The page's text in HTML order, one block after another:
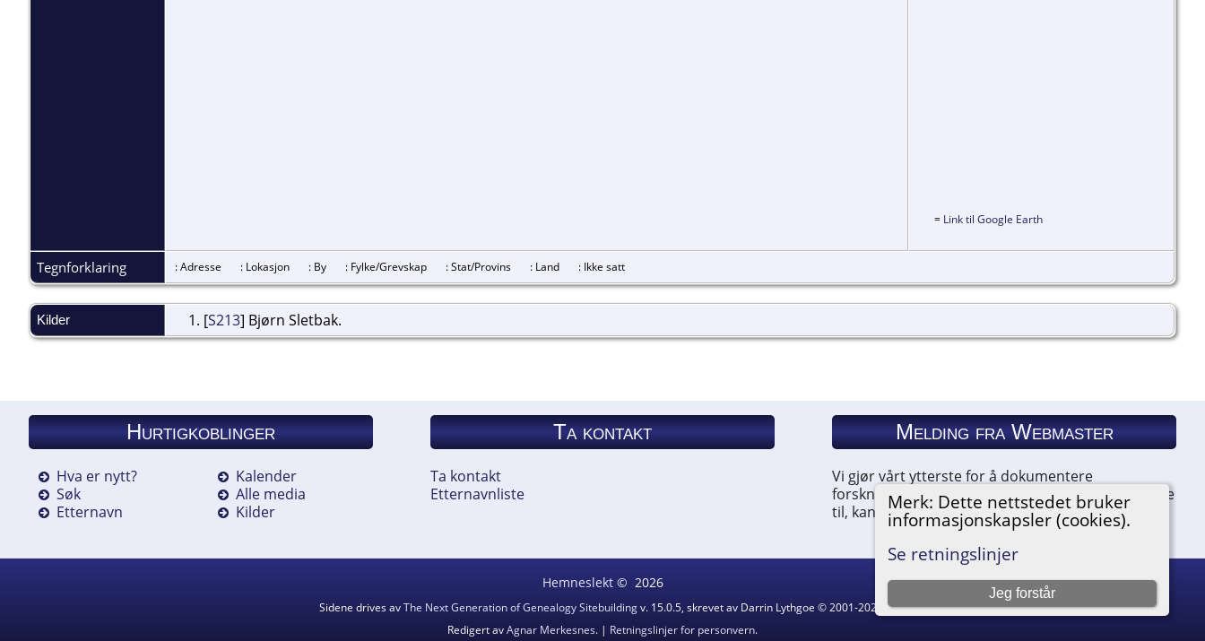
Merk: Dette nettstedet bruker
informasjonskapsler (cookies).
Se retningslinjer
Jeg forstår
= Link til Google Earth
Tegnforklaring : Adresse : Lokasjon : By : Fylke/Grevskap : Stat/Provins : Land : Ikke satt
Kilder [S213] Bjørn Sletbak.
Hurtigkoblinger
Hva er nytt?
Søk
Etternavn
Kalender
Alle media
Kilder
Ta kontakt
Ta kontakt
Etternavnliste
Melding fra Webmaster
Vi gjør vårt ytterste for å dokumentere
forskningen vår. Hvis du har noe du ønsker å legge
til, kan du kontakte oss.
Hemneslekt© 2026
Sidene drives avThe Next Generation of Genealogy Sitebuildingv. 15.0.5, skrevet av Darrin Lythgoe © 2001-2026.
Redigert avAgnar Merkesnes. | Retningslinjer for personvern.